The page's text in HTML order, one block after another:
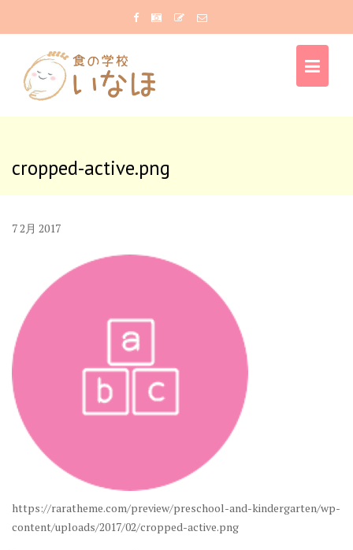
cropped-active.png
72月 2017
https://raratheme.com/preview/preschool-and-kindergarten/wp-
content/uploads/2017/02/cropped-active.png